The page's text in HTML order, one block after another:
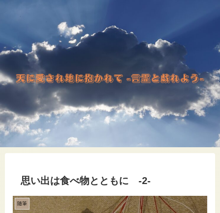
思い出は食べ物とともに -2-
随筆